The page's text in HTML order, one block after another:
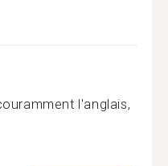
l'anglais,